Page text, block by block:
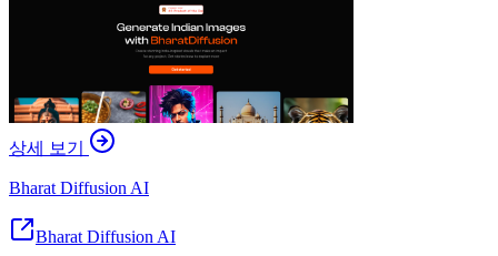
상세 보기
Bharat Diffusion AI
Bharat Diffusion AI